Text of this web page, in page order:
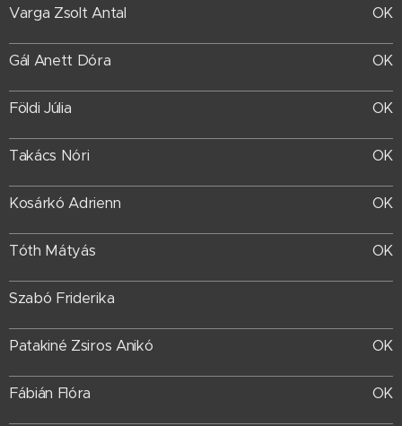
Varga Zsolt Antal OK
Gál Anett Dóra OK
Földi Júlia OK
Takács Nóri OK
Kosárkó Adrienn OK
Tóth Mátyás OK
Szabó Friderika
Patakiné Zsiros Anikó OK
Fábián Flóra OK